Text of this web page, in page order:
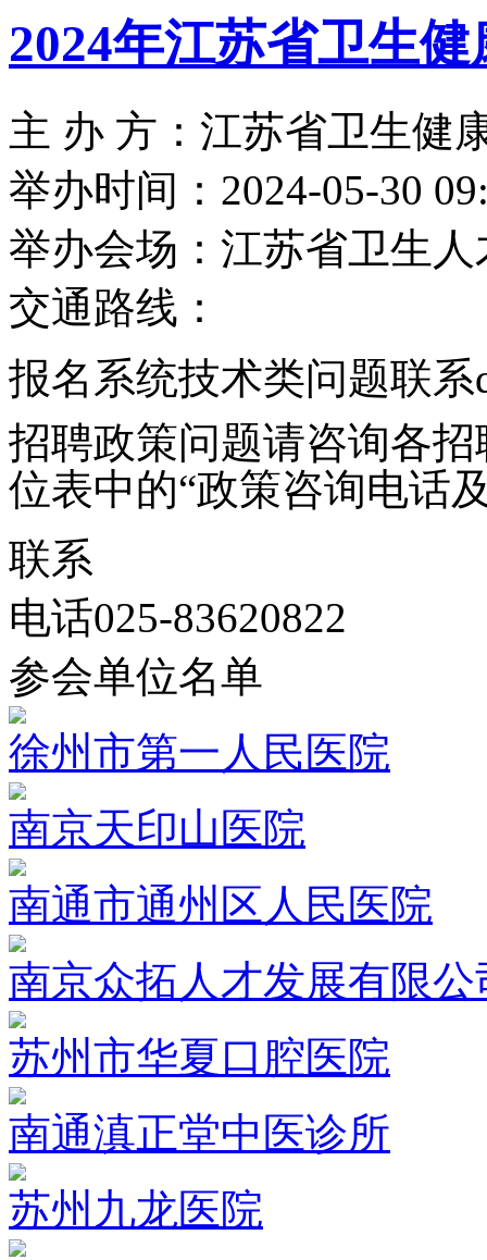
2024年江苏省卫生
主 办 方：江苏省卫生健
举办时间：2024-05-30
举办会场：江苏省卫生人
交通路线：
报名系统技术类问题联系
招聘政策问题请咨询各
位表中的“政策咨询电话
联系
电话025-83620822
参会单位名单
徐州市第一人民医院
南京天印山医院
南通市通州区人民医院
南京众拓人才发展有限公
苏州市华夏口腔医院
南通滇正堂中医诊所
苏州九龙医院